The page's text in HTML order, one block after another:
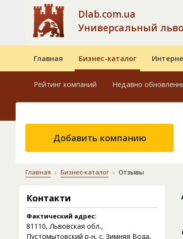
Dlab.com.ua
Универсальный
Главная Бизнес-каталог
Рейтинг компаний Недавно
Добавить компанию
Главная Бизнес-каталог Отзывы
Контакти
Фактический адрес:
81110, Львовская обл.,
Пустомытовский р-н, с. Зимняя Вода,